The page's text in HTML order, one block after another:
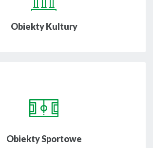
Obiekty Kultury
Obiekty Sportowe